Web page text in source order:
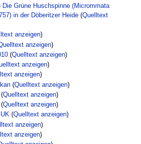
Die Grüne Huschspinne (Micrommata
in der Döberitzer Heide (Quelltext
anzeigen)
anzeigen)
(Quelltext anzeigen)
anzeigen)
anzeigen)
(Quelltext anzeigen)
(Quelltext anzeigen)
(Quelltext anzeigen)
(Quelltext anzeigen)
anzeigen)
anzeigen)